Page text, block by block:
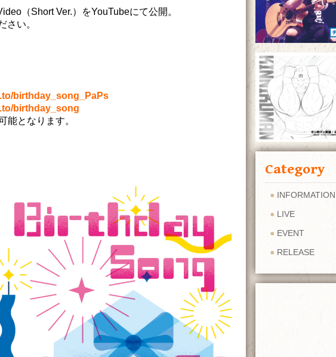
（Short Ver.）をYouTubeにて公開。
さい。
birthday_song_PaPs
birthday_song
能となります。
Category
INFORMATION
LIVE
EVENT
RELEASE